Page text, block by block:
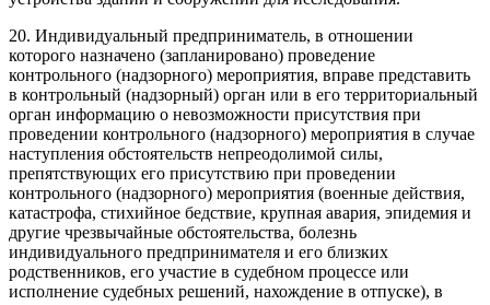
20. Индивидуальный предприниматель, в отношении
которого назначено (запланировано) проведение
контрольного (надзорного) мероприятия, вправе представить
в контрольный (надзорный) орган или в его территориальный
орган информацию о невозможности присутствия при
проведении контрольного (надзорного) мероприятия в случае
наступления обстоятельств непреодолимой силы,
препятствующих его присутствию при проведении
контрольного (надзорного) мероприятия (военные действия,
катастрофа, стихийное бедствие, крупная авария, эпидемия и
другие чрезвычайные обстоятельства, болезнь
индивидуального предпринимателя и его близких
родственников, его участие в судебном процессе или
исполнение судебных решений, нахождение в отпуске), в